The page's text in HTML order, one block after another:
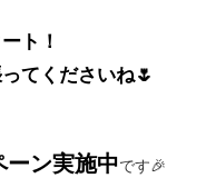
ト！
てくださいね🌷
ーン実施中です🎉